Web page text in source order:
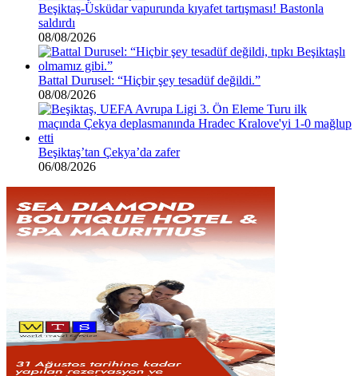
Beşiktaş-Üsküdar vapurunda kıyafet tartışması! Bastonla
saldırdı
08/08/2026
Battal Durusel: “Hiçbir şey tesadüf değildi.”
08/08/2026
Beşiktaş’tan Çekya’da zafer
06/08/2026